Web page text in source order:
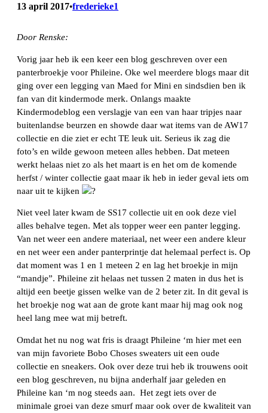
13 april 2017•frederieke1
Door Renske:
Vorig jaar heb ik een keer een blog geschreven over een
panterbroekje voor Phileine. Oke wel meerdere blogs maar dit
ging over een legging van Maed for Mini en sindsdien ben ik
fan van dit kindermode merk. Onlangs maakte
Kindermodeblog een verslagje van een van haar tripjes naar
buitenlandse beurzen en showde daar wat items van de AW17
collectie en die ziet er echt TE leuk uit. Serieus ik zag die
foto’s en wilde gewoon meteen alles hebben. Dat meteen
werkt helaas niet zo als het maart is en het om de komende
herfst / winter collectie gaat maar ik heb in ieder geval iets om
naar uit te kijken
Niet veel later kwam de SS17 collectie uit en ook deze viel
alles behalve tegen. Met als topper weer een panter legging.
Van net weer een andere materiaal, net weer een andere kleur
en net weer een ander panterprintje dat helemaal perfect is. Op
dat moment was 1 en 1 meteen 2 en lag het broekje in mijn
“mandje”. Phileine zit helaas net tussen 2 maten in dus het is
altijd een beetje gissen welke van de 2 beter zit. In dit geval is
het broekje nog wat aan de grote kant maar hij mag ook nog
heel lang mee wat mij betreft.
Omdat het nu nog wat fris is draagt Phileine ‘m hier met een
van mijn favoriete Bobo Choses sweaters uit een oude
collectie en sneakers. Ook over deze trui heb ik trouwens ooit
een blog geschreven, nu bijna anderhalf jaar geleden en
Phileine kan ‘m nog steeds aan. Het zegt iets over de
minimale groei van deze smurf maar ook over de kwaliteit van